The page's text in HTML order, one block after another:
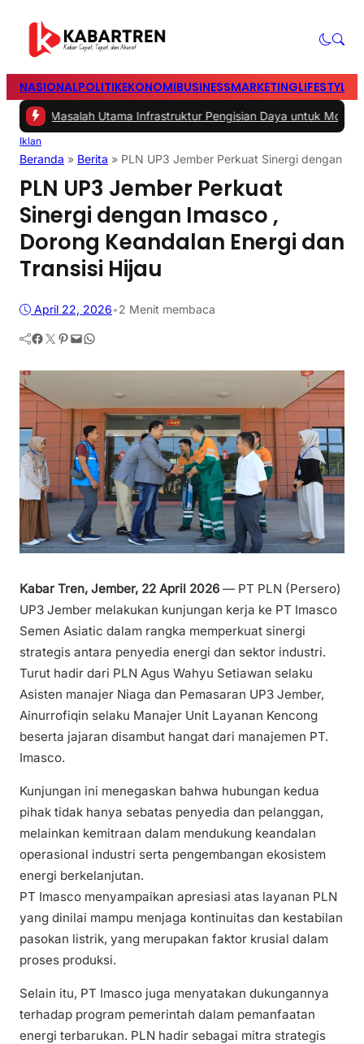
NASIONALPOLITIKEKONOMIBUSINESSMARKETINGLIFESTYLE
Masalah Utama Infrastruktur Pengisian Daya untuk Mobil Listrik
Iklan
Beranda » Berita » PLN UP3 Jember Perkuat Sinergi dengan
PLN UP3 Jember Perkuat
Sinergi dengan Imasco ,
Dorong Keandalan Energi dan
Transisi Hijau
April 22, 2026•2 Menit membaca
Facebook Twitter Pinterest Mail WhatsApp
Kabar Tren, Jember, 22 April 2026 — PT PLN (Persero)
UP3 Jember melakukan kunjungan kerja ke PT Imasco
Semen Asiatic dalam rangka memperkuat sinergi
strategis antara penyedia energi dan sektor industri.
Turut hadir dari PLN Agus Wahyu Setiawan selaku
Asisten manajer Niaga dan Pemasaran UP3 Jember,
Ainurrofiqin selaku Manajer Unit Layanan Kencong
beserta jajaran disambut hangat dari manajemen PT.
Imasco.
Kunjungan ini menegaskan bahwa hubungan kedua
pihak tidak hanya sebatas penyedia dan pelanggan,
melainkan kemitraan dalam mendukung keandalan
operasional industri serta pengembangan ekosistem
energi berkelanjutan.
PT Imasco menyampaikan apresiasi atas layanan PLN
yang dinilai mampu menjaga kontinuitas dan kestabilan
pasokan listrik, yang merupakan faktor krusial dalam
proses produksi.
Selain itu, PT Imasco juga menyatakan dukungannya
terhadap program pemerintah dalam pemanfaatan
energi terbarukan. PLN hadir sebagai mitra strategis